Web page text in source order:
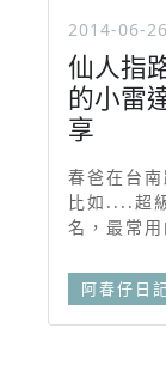
2014-06-26
仙人指
的小雷
享
春爸在台
比如....超
名，最常
阿春仔日